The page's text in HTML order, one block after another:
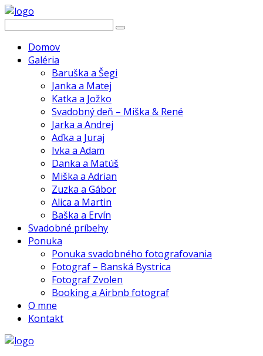
Domov
Galéria
Baruška a Šegi
Janka a Matej
Katka a Jožko
Svadobný deň – Miška & René
Jarka a Andrej
Aďka a Juraj
Ivka a Adam
Danka a Matúš
Miška a Adrian
Zuzka a Gábor
Alica a Martin
Baška a Ervín
Svadobné príbehy
Ponuka
Ponuka svadobného fotografovania
Fotograf – Banská Bystrica
Fotograf Zvolen
Booking a Airbnb fotograf
O mne
Kontakt